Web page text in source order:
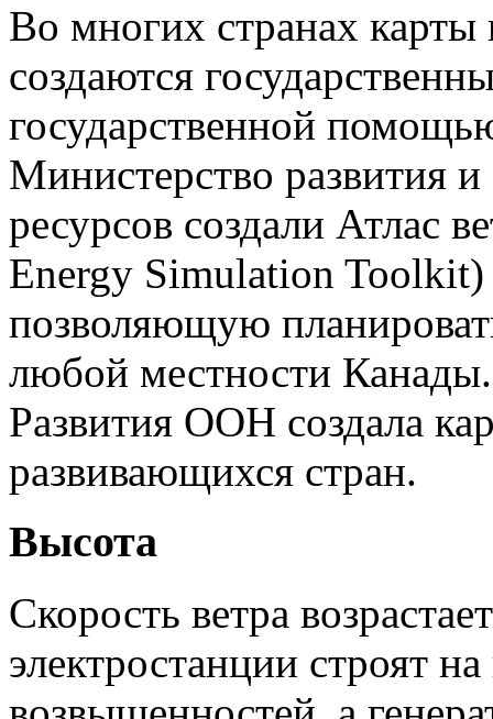
Во многих странах карты
создаются
государственной
Министерство развития
ресурсов создали Атлас
Energy Simulation
позволяющую
любой местности
Развития ООН создала
развивающихся стран.
Высота
Скорость ветра
электростанции строят